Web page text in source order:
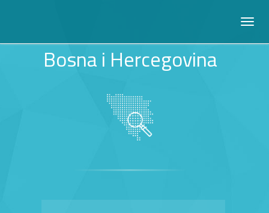
Bosna i Hercegovina